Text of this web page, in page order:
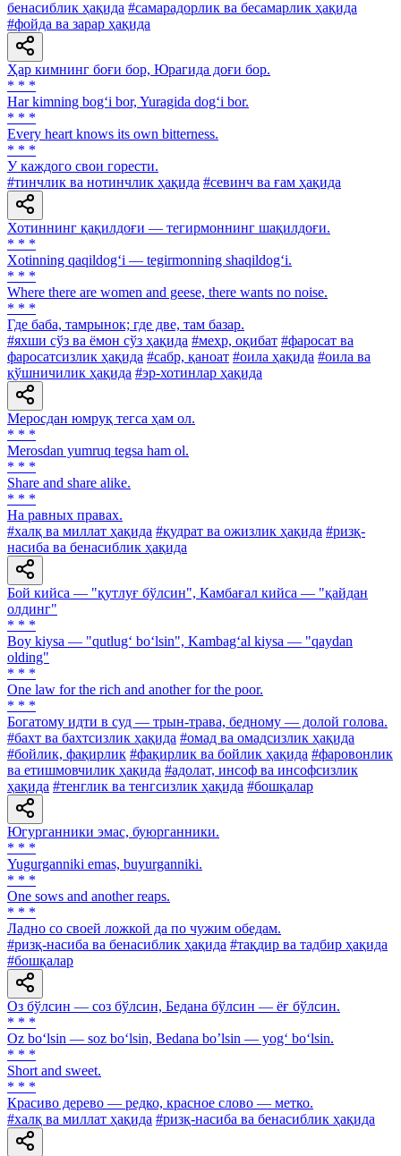
бенасиблик ҳақида #самарадорлик ва бесамарлик ҳақида
#фойда ва зарар ҳақида
Ҳар кимнинг боғи бор, Юрагида доғи бор.
* * *
Har kimning bog‘i bor, Yuragida dog‘i bor.
* * *
Every heart knows its own bitterness.
* * *
У каждого свои горести.
#тинчлик ва нотинчлик ҳақида #севинч ва ғам ҳақида
Хотиннинг қақилдоғи — тегирмоннинг шақилдоғи.
* * *
Xotinning qaqildog‘i — tegirmonning shaqildog‘i.
* * *
Where there are women and geese, there wants no noise.
* * *
Где баба, тамрынок; где две, там базар.
#яхши сўз ва ёмон сўз ҳақида #меҳр, оқибат #фаросат ва
фаросатсизлик ҳақида #сабр, қаноат #оила ҳақида #оила ва
қўшничилик ҳақида #эр-хотинлар ҳақида
Меросдан юмруқ тегса ҳам ол.
* * *
Merosdan yumruq tegsa ham ol.
* * *
Share and share alike.
* * *
На равных правах.
#халқ ва миллат ҳақида #қудрат ва ожизлик ҳақида #ризқ-
насиба ва бенасиблик ҳақида
Бой кийса — "қутлуғ бўлсин", Камбағал кийса — "қайдан
олдинг"
* * *
Boy kiysa — "qutlug‘ bo‘lsin", Kambag‘al kiysa — "qaydan
olding"
* * *
One law for the rich and another for the poor.
* * *
Богатому идти в суд — трын-трава, бедному — долой голова.
#бахт ва бахтсизлик ҳақида #омад ва омадсизлик ҳақида
#бойлик, фақирлик #фақирлик ва бойлик ҳақида #фаровонлик
ва етишмовчилик ҳақида #адолат, инсоф ва инсофсизлик
ҳақида #тенглик ва тенгсизлик ҳақида #бошқалар
Югурганники эмас, буюрганники.
* * *
Yugurganniki emas, buyurganniki.
* * *
One sows and another reaps.
* * *
Ладно со своей ложкой да по чужим обедам.
#ризқ-насиба ва бенасиблик ҳақида #тақдир ва тадбир ҳақида
#бошқалар
Оз бўлсин — соз бўлсин, Бедана бўлсин — ёғ бўлсин.
* * *
Oz bo‘lsin — soz bo‘lsin, Bedana bo’lsin — yog‘ bo‘lsin.
* * *
Short and sweet.
* * *
Красиво дерево — редко, красное слово — метко.
#халқ ва миллат ҳақида #ризқ-насиба ва бенасиблик ҳақида